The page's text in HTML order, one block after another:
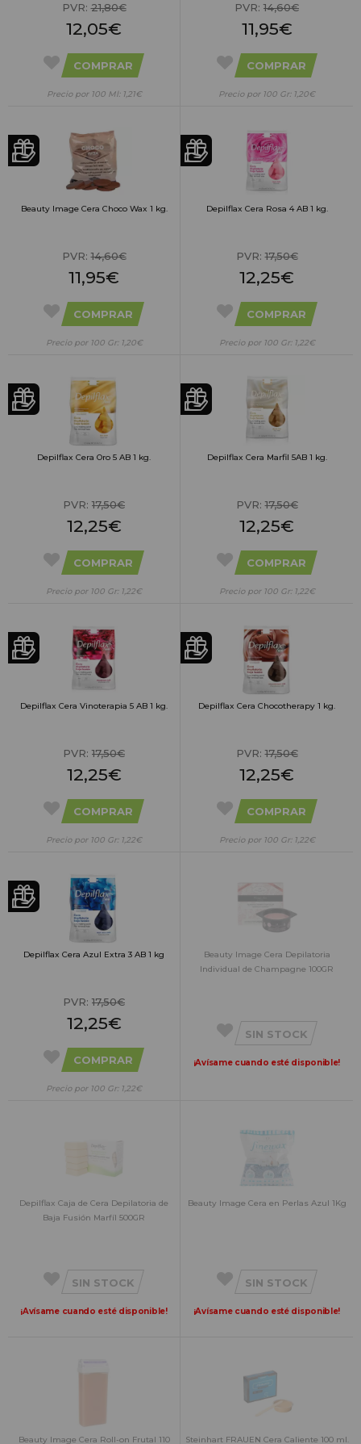
PVR:21,80€
12,05€
COMPRAR
Precio por 100 Ml: 1,21€
PVR: 14,60€
11,95€
COMPRAR
Precio por 100 Gr: 1,20€
Beauty Image Cera Choco Wax 1 kg.
PVR:14,60€
11,95€
COMPRAR
Precio por 100 Gr: 1,20€
Depilflax Cera Rosa 4 AB 1 kg.
PVR:17,50€
12,25€
COMPRAR
Precio por 100 Gr: 1,22€
Depilflax Cera Oro 5 AB 1 kg.
PVR: 17,50€
12,25€
COMPRAR
Precio por 100 Gr: 1,22€
Depilflax Cera Marfil 5AB 1 kg.
PVR:17,50€
12,25€
COMPRAR
Precio por 100 Gr: 1,22€
Depilflax Cera Vinoterapia 5 AB 1 kg.
PVR: 17,50€
12,25€
COMPRAR
Precio por 100 Gr: 1,22€
Depilflax Cera Chocotherapy 1 kg.
PVR:17,50€
12,25€
COMPRAR
Precio por 100 Gr: 1,22€
Depilflax Cera Azul Extra 3 AB 1 kg
PVR: 17,50€
12,25€
COMPRAR
Precio por 100 Gr: 1,22€
Beauty Image Cera Depilatoria
Individual de Champagne 100GR
SIN STOCK
¡Avísame cuando esté disponible!
Depilflax Caja de Cera Depilatoria de
Baja Fusión Marfíl 500GR
SIN STOCK
¡Avísame cuando esté disponible!
Beauty Image Cera en Perlas Azul 1Kg
SIN STOCK
¡Avísame cuando esté disponible!
Beauty Image Cera Roll-on Frutal 110 Steinhart FRAUEN Cera Caliente 100 ml.